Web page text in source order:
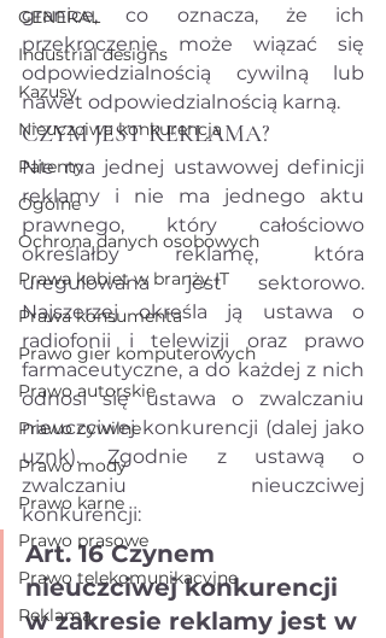
GENERAL
Industrial designs
Kazusy
Nieuczciwa konkurencja
Patenty
Ogólne
Ochrona danych osobowych
Prawa kobiet w branży IT
Prawa konsumenta
Prawo gier komputerowych
Prawo autorskie
Prawo cywilne
Prawo mody
Prawo karne
Prawo prasowe
Prawo telekomunikacyjne
Reklama
granice, co oznacza, że ich
przekroczenie może wiązać się
odpowiedzialnością cywilną lub
nawet odpowiedzialnością karną.
CZYM JEST REKLAMA?
Nie ma jednej ustawowej definicji
reklamy i nie ma jednego aktu
prawnego, który całościowo
określałby reklamę, która
uregulowana jest sektorowo.
Najszerzej określa ją ustawa o
radiofonii i telewizji oraz prawo
farmaceutyczne, a do każdej z nich
odnosi się ustawa o zwalczaniu
nieuczciwej konkurencji (dalej jako
uznk). Zgodnie z ustawą o
zwalczaniu nieuczciwej
konkurencji:
Art. 16 Czynem
nieuczciwej konkurencji
w zakresie reklamy jest w